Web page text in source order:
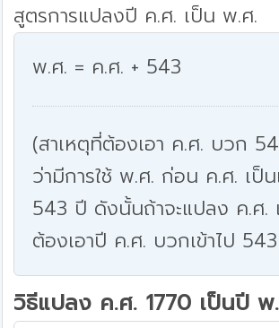
สูตรการแปลงปี ค.ศ. เป็น พ.ศ.
พ.ศ. = ค.ศ. + 543
(สาเหตุที่ต้องเอา ค.ศ. บวก
ว่ามีการใช้ พ.ศ. ก่อน ค.ศ. เป็น
543 ปี ดังนั้นถ้าจะแปลง ค.ศ.
ต้องเอาปี ค.ศ. บวกเข้าไป
วิธีแปลง ค.ศ. 1770 เป็นปี พ